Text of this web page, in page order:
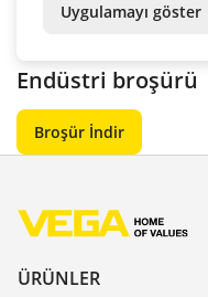
Uygulamayı göster
Endüstri broşürü
Broşür İndir
ÜRÜNLER